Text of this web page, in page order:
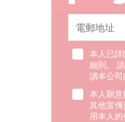
本人已詳
細則。
讀本公司
本人願意
其他宣傳
用本人的